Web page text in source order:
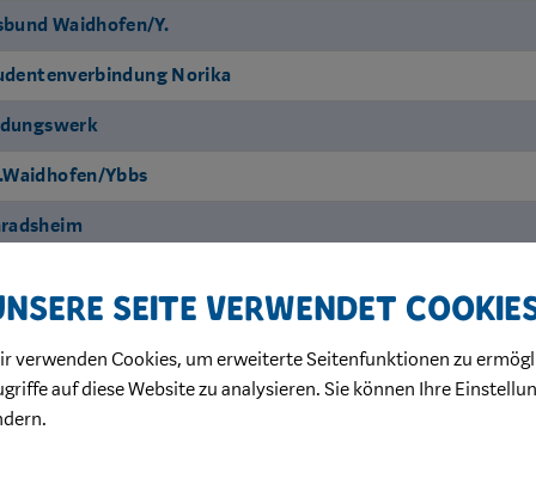
Waidhofen/Y.
Norika
Ybbs
am Wald
Ybbs - Land
Seite verwendet
verwenden Cookies, um erweiterte Seitenfunktionen zu
auf diese Website zu analysieren. Sie können Ihre